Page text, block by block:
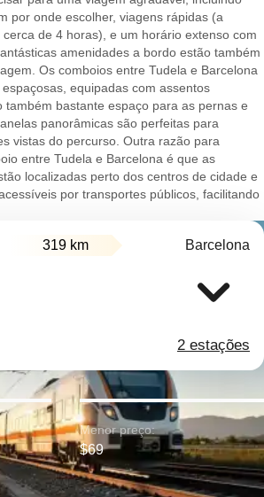
por onde escolher, viagens rápidas (a
de 4 horas), e um horário extenso com
amenidades a bordo estão também
Os comboios entre Tudela e Barcelona
equipadas com assentos
também bastante espaço para as pernas e
panorâmicas são perfeitas para
vistas do percurso. Outra razão para
entre Tudela e Barcelona é que as
localizadas perto dos centros de cidade e
por transportes públicos, facilitando
319 km Barcelona
2 estações
Menor preço:
$69